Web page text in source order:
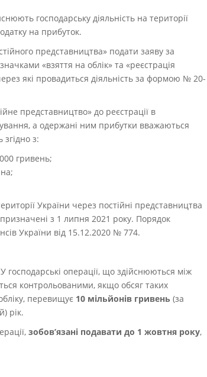
господарську діяльність на території
на прибуток.
представництва» подати заяву за
«взяття на облік» та «реєстрація
які провадиться діяльність за формою № 20-
представництво» до реєстрації в
а одержані ним прибутки вважаються
з:
гривень;
України через постійні представництва
з 1 липня 2021 року. Порядок
України від 15.12.2020 № 774.
операції, що здійснюються між
контрольованими, якщо обсяг таких
перевищує 10 мільйонів гривень (за
рік.
зобов’язані подавати до 1 жовтня року,